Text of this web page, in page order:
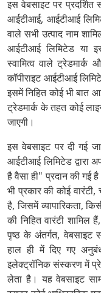
इस वेबसाइट पर प्रदर्शित
आईटीआई, आईटीआई
वाले सभी उत्पाद नाम
आईटीआई लिमिटेड या
स्वामित्व वाले ट्रेडमार्क
कॉपीराइट आईटीआई
इसमें निहित कोई भी बात
ट्रेडमार्क के तहत कोई
जाएगी।
इस वेबसाइट पर दी गई
आईटीआई लिमिटेड द्वारा
है वैसा ही" प्रदान की गई
भी प्रकार की कोई वारंटी,
है, जिसमें व्यापारिकता,
की निहित वारंटी
पृष्ठ के अंतर्गत, वेबसाइट
हाल ही में दिए गए
इलेक्ट्रॉनिक संस्करण में
लेता है। यह वेबसाइट